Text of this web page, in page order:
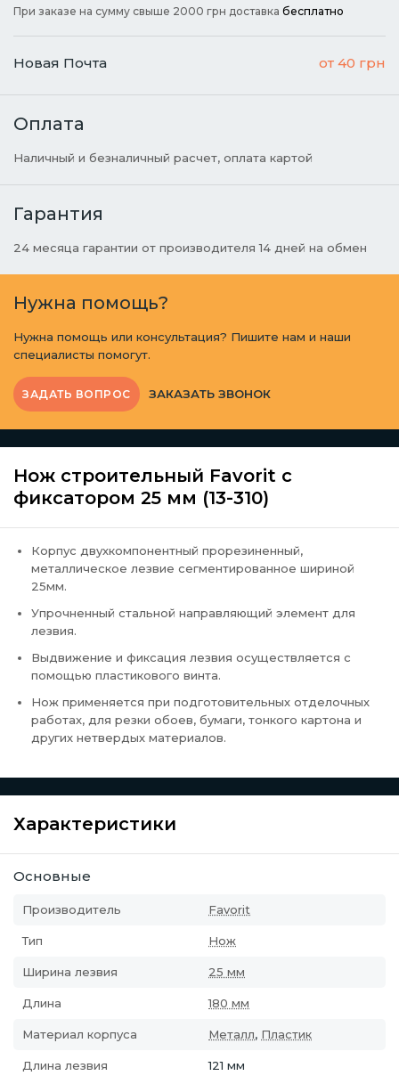
При заказе на сумму свыше 2000 грн доставка бесплатно
Новая Почта от 40 грн
Оплата
Наличный и безналичный расчет, оплата картой
Гарантия
24 месяца гарантии от производителя 14 дней на обмен
Нужна помощь?
Нужна помощь или консультация? Пишите нам и наши
специалисты помогут.
ЗАДАТЬ ВОПРОС ЗАКАЗАТЬ ЗВОНОК
Нож строительный Favorit с
фиксатором 25 мм (13-310)
Корпус двухкомпонентный прорезиненный,
металлическое лезвие сегментированное шириной
25мм.
Упрочненный стальной направляющий элемент для
лезвия.
Выдвижение и фиксация лезвия осуществляется с
помощью пластикового винта.
Нож применяется при подготовительных отделочных
работах, для резки обоев, бумаги, тонкого картона и
других нетвердых материалов.
Характеристики
Основные
Производитель Favorit
Тип Нож
Ширина лезвия 25 мм
Длина 180 мм
Материал корпуса Металл, Пластик
Длина лезвия 121 мм